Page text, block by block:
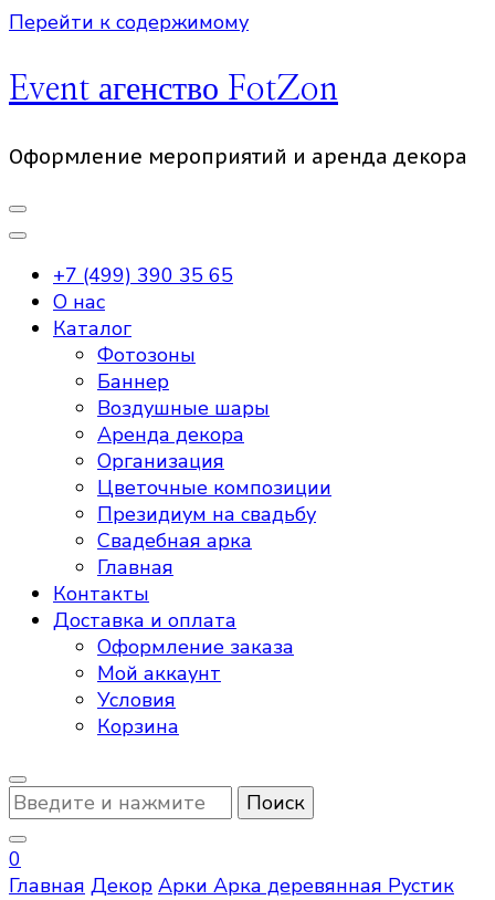
Перейти к содержимому
Event агенство FotZon
Оформление мероприятий и аренда декора
+7 (499) 390 35 65
О нас
Каталог
Фотозоны
Баннер
Воздушные шары
Аренда декора
Организация
Цветочные композиции
Президиум на свадьбу
Свадебная арка
Главная
Контакты
Доставка и оплата
Оформление заказа
Мой аккаунт
Условия
Корзина
Ищите
что-
то?
0
Главная Декор Арки Арка деревянная Рустик